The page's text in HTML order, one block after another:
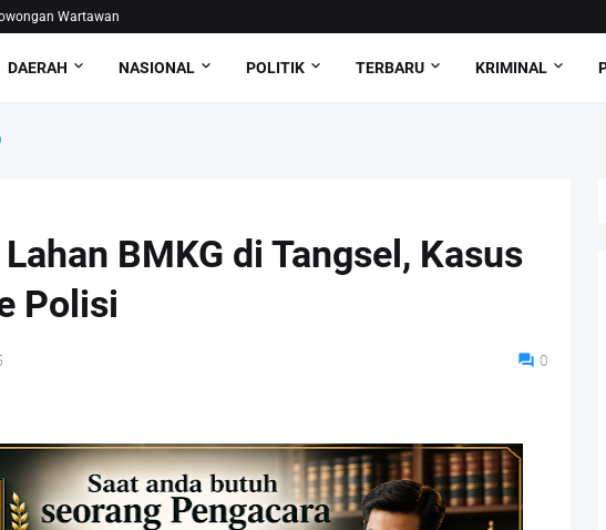
Wartawan
DAERAH NASIONAL POLITIK TERBARU KRIMINAL
BMKG di Tangsel, Kasus
Polisi
0